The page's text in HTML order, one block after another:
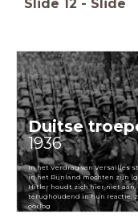
Slide 12 - Slide
Duitse
1936
In het Verdrag van Versailles
in het Rijnland mochten zijn
Hitler houdt zich hier niet
terughoudend in hun reactie:
oorlog